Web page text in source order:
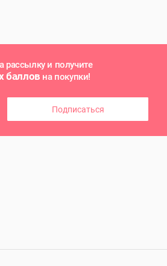
рассылку и получите
баллов на покупки!
Подписаться